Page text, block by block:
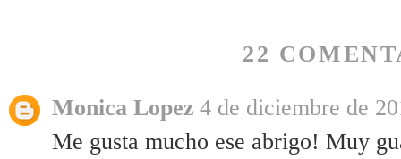
22
Monica Lopez 4 de diciembre de
Me gusta mucho ese abrigo! Muy